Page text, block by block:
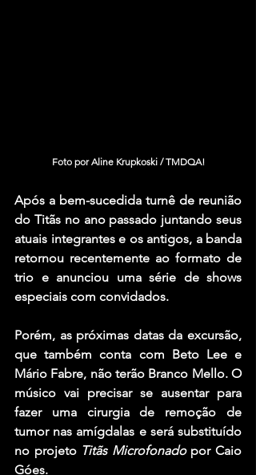
Foto por Aline Krupkoski / TMDQA!
Após a bem-sucedida turnê de reunião
do Titãs no ano passado juntando seus
atuais integrantes e os antigos, a banda
retornou recentemente ao formato de
trio e anunciou uma série de shows
especiais com convidados.
Porém, as próximas datas da excursão,
que também conta com Beto Lee
Mário Fabre, não terão Branco Mello. O
músico vai precisar se ausentar para
fazer uma cirurgia de remoção de
tumor nas amígdalas e será substituído
no projeto Titãs Microfonado por Caio
Góes.